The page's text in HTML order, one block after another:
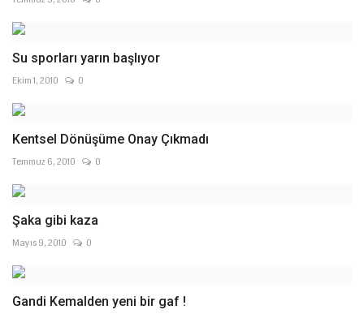
Su sporları yarın başlıyor
Ekim 1, 2010 0
Kentsel Dönüşüme Onay Çıkmadı
Temmuz 6, 2010 0
Şaka gibi kaza
Mayıs 9, 2010 0
Gandi Kemalden yeni bir gaf !